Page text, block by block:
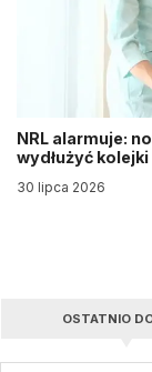
NRL alarmuje:
wydłużyć kolejki
30 lipca 2026
OSTATNIO